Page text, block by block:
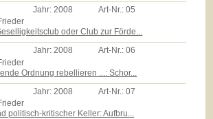
Jahr:2008 Art-Nr.:05
oder Club zur Förde...
Jahr:2008 Art-Nr.:06
Ordnung rebellieren ...: Schor...
Jahr: 2008 Art-Nr.:07
politisch-kritischer Keller: Aufbru...